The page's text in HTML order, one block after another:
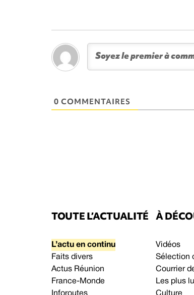
0 COMMENTAIRES
TOUTE L’ACTUALITÉ
L’actu en continu
Faits divers
Actus Réunion
France-Monde
Inforoutes
À
Vidéos
Sélection
Courrier
Les plus
Culture